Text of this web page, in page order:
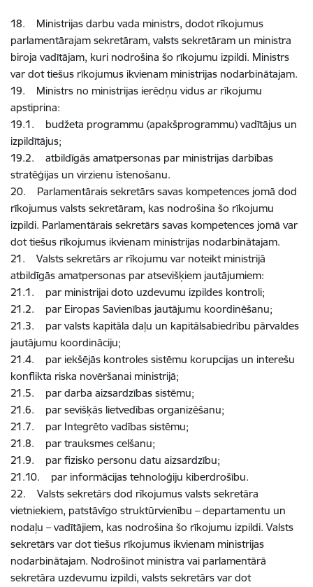
18. Ministrijas darbu vada ministrs, dodot rīkojumus
parlamentārajam sekretāram, valsts sekretāram un ministra
biroja vadītājam, kuri nodrošina šo rīkojumu izpildi. Ministrs
var dot tiešus rīkojumus ikvienam ministrijas nodarbinātajam.
19. Ministrs no ministrijas ierēdņu vidus ar rīkojumu
apstiprina:
19.1. budžeta programmu (apakšprogrammu) vadītājus un
izpildītājus;
19.2. atbildīgās amatpersonas par ministrijas darbības
stratēģijas un virzienu īstenošanu.
20. Parlamentārais sekretārs savas kompetences jomā dod
rīkojumus valsts sekretāram, kas nodrošina šo rīkojumu
izpildi. Parlamentārais sekretārs savas kompetences jomā var
dot tiešus rīkojumus ikvienam ministrijas nodarbinātajam.
21. Valsts sekretārs ar rīkojumu var noteikt ministrijā
atbildīgās amatpersonas par atsevišķiem jautājumiem:
21.1. par ministrijai doto uzdevumu izpildes kontroli;
21.2. par Eiropas Savienības jautājumu koordinēšanu;
21.3. par valsts kapitāla daļu un kapitālsabiedrību pārvaldes
jautājumu koordināciju;
21.4. par iekšējās kontroles sistēmu korupcijas un interešu
konflikta riska novēršanai ministrijā;
21.5. par darba aizsardzības sistēmu;
21.6. par sevišķās lietvedības organizēšanu;
21.7. par Integrēto vadības sistēmu;
21.8. par trauksmes celšanu;
21.9. par fizisko personu datu aizsardzību;
21.10. par informācijas tehnoloģiju kiberdrošību.
22. Valsts sekretārs dod rīkojumus valsts sekretāra
vietniekiem, patstāvīgo struktūrvienību – departamentu un
nodaļu – vadītājiem, kas nodrošina šo rīkojumu izpildi. Valsts
sekretārs var dot tiešus rīkojumus ikvienam ministrijas
nodarbinātajam. Nodrošinot ministra vai parlamentārā
sekretāra uzdevumu izpildi, valsts sekretārs var dot